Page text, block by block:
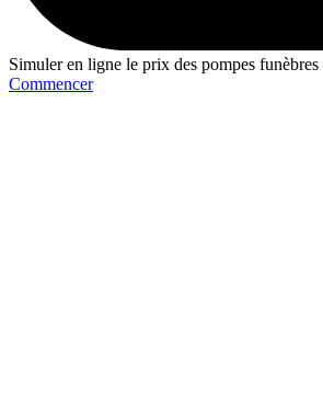
Simuler en ligne le prix des pompes funèbres
Commencer